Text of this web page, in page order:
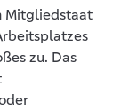
Mitgliedstaat
zu. Das